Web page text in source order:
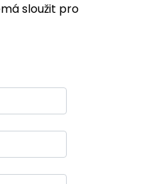
sloužit pro